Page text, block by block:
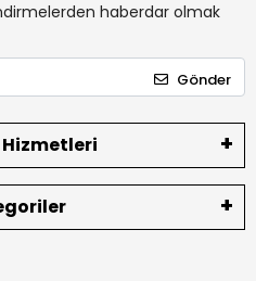
haberdar olmak
Gönder